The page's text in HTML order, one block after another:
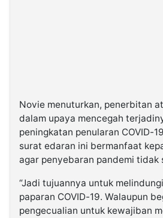
Novie menuturkan, penerbitan
dalam upaya mencegah
peningkatan penularan COVID-
surat edaran ini bermanfaat
agar penyebaran pandemi tidak
“Jadi tujuannya untuk
paparan COVID-19. Walaupun
pengecualian untuk kewajiban